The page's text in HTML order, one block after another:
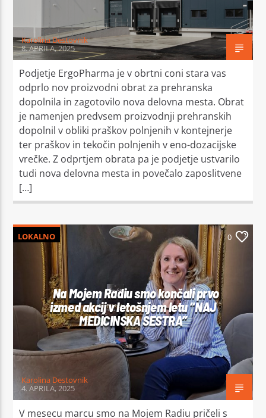
Karolina Destovnik
8. APRILA, 2025
Podjetje ErgoPharma je v obrtni coni stara vas
odprlo nov proizvodni obrat za prehranska
dopolnila in zagotovilo nova delovna mesta. Obrat
je namenjen predvsem proizvodnji prehranskih
dopolnil v obliki praškov polnjenih v kontejnerje
ter praškov in tekočin polnjenih v eno-dozacijske
vrečke. Z odprtjem obrata pa je podjetje ustvarilo
tudi nova delovna mesta in povečalo zaposlitvene
[…]
LOKALNO 0
Na Mojem Radiu smo končali prvo
izmed akcij v letošnjem letu “NAJ
MEDICINSKA SESTRA”
Karolina Destovnik
4. APRILA, 2025
V mesecu marcu smo na Mojem Radiu pričeli s